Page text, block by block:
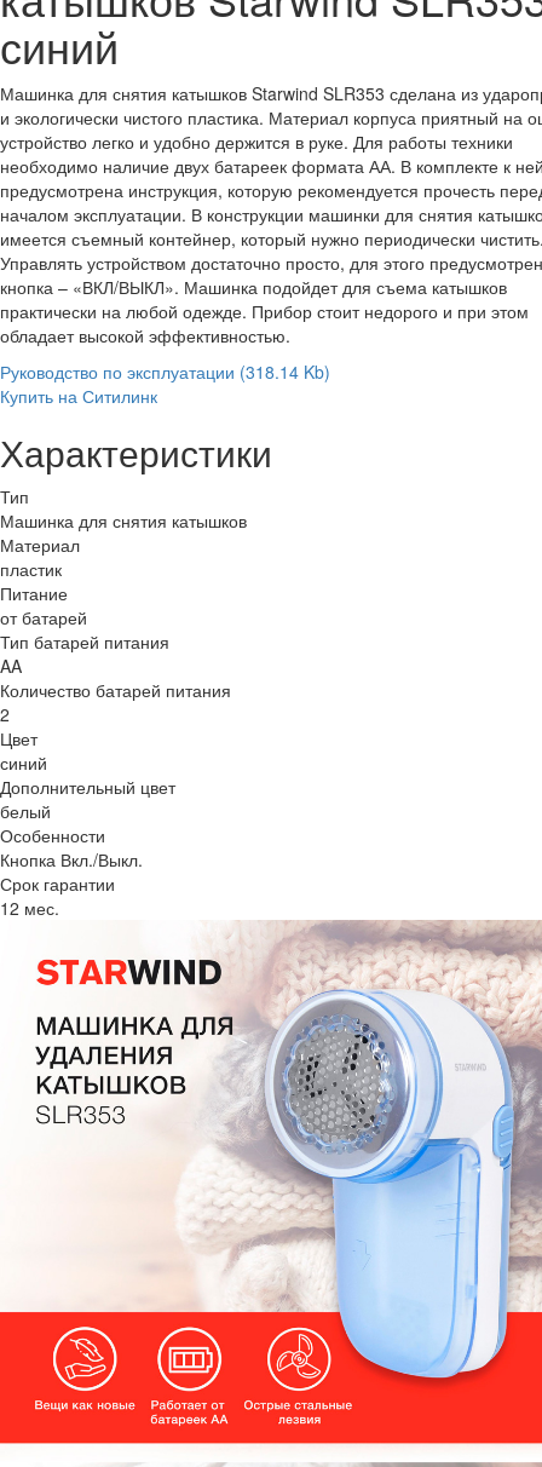
синий
Машинка для снятия катышков Starwind SLR353 сделана из
и экологически чистого пластика. Материал корпуса приятный на
устройство легко и удобно держится в руке. Для работы техники
необходимо наличие двух батареек формата АА. В комплекте к
предусмотрена инструкция, которую рекомендуется прочесть
началом эксплуатации. В конструкции машинки для снятия
имеется съемный контейнер, который нужно периодически
Управлять устройством достаточно просто, для этого
кнопка – «ВКЛ/ВЫКЛ». Машинка подойдет для съема катышков
практически на любой одежде. Прибор стоит недорого и при этом
обладает высокой эффективностью.
Руководство по эксплуатации (318.14 Kb)
Купить на Ситилинк
Характеристики
Тип
Машинка для снятия катышков
Материал
пластик
Питание
от батарей
Тип батарей питания
AA
Количество батарей питания
2
Цвет
синий
Дополнительный цвет
белый
Особенности
Кнопка Вкл./Выкл.
Срок гарантии
12 мес.